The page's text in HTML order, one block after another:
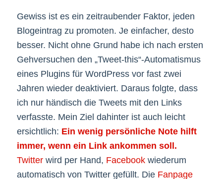
Gewiss ist es ein zeitraubender Faktor, jeden
Blogeintrag zu promoten. Je einfacher, desto
besser. Nicht ohne Grund habe ich nach ersten
Gehversuchen den „Tweet-this“-Automatismus
eines Plugins für WordPress vor fast zwei
Jahren wieder deaktiviert. Daraus folgte, dass
ich nur händisch die Tweets mit den Links
verfasste. Mein Ziel dahinter ist auch leicht
ersichtlich: Ein wenig persönliche Note hilft
immer, wenn ein Link ankommen soll.
Twitterwird per Hand, Facebookwiederum
automatisch von Twitter gefüllt. Die Fanpage